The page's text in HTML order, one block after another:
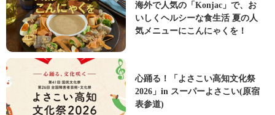
海外で人気の「Konjac」で、お
いしくヘルシーな食生活 夏の人
気メニューにこんにゃくを！
心踊る！「よさこい高知文化祭
2026」in スーパーよさこい(原宿
表参道)